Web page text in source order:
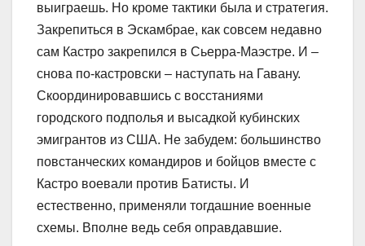
выиграешь. Но кроме тактики была и стратегия.
Закрепиться в Эскамбрае, как совсем недавно
сам Кастро закрепился в Сьерра-Маэстре. И –
снова по-кастровски – наступать на Гавану.
Скоординировавшись с восстаниями
городского подполья и высадкой кубинских
эмигрантов из США. Не забудем: большинство
повстанческих командиров и бойцов вместе с
Кастро воевали против Батисты. И
естественно, применяли тогдашние военные
схемы. Вполне ведь себя оправдавшие.